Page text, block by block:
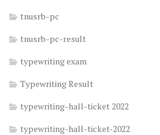
tnusrb-pc
tnusrb-pc-result
typewriting exam
Typewriting Result
typewriting-hall-ticket 2022
typewriting-hall-ticket-2022